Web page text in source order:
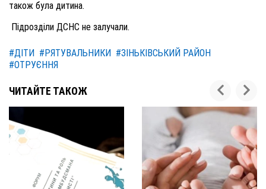
також була дитина.
Підрозділи ДСНС не залучали.
#ДІТИ #РЯТУВАЛЬНИКИ #ЗІНЬКІВСЬКИЙ РАЙОН
#ОТРУЄННЯ
ЧИТАЙТЕ ТАКОЖ